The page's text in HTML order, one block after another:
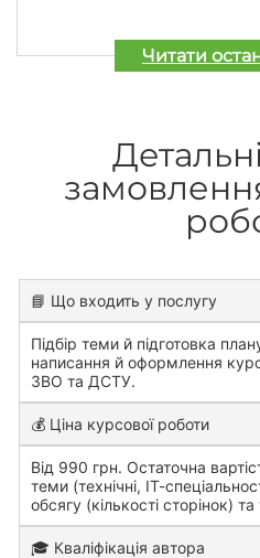
Читати
📘 Що входить у послугу
Підбір теми й підготовка
написання й оформлення
ЗВО та ДСТУ.
💰 Ціна курсової роботи
Від 990 грн. Остаточна
теми (технічні, ІТ-
обсягу (кількості сторінок)
🎓 Кваліфікація автора